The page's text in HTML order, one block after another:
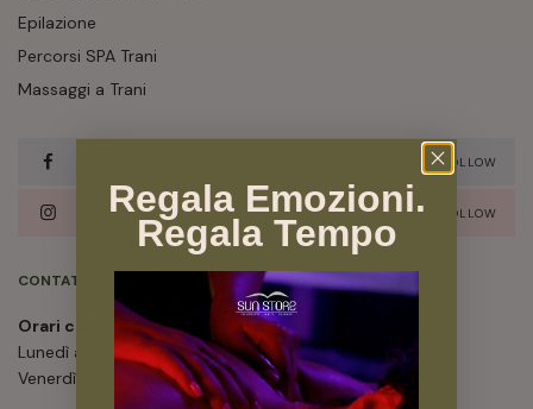
Epilazione
Percorsi SPA Trani
Massaggi a Trani
FOLLOW
INSTAGRAM FOLLOW
CONTATTACI
Orari centro estetico
Lunedì a giovedì 08:30 – 13:00; 15.30 – 20:30
Venerdì e sabato 08:30 – 20:30 (orario continuato)
Regala Emozioni.
Regala Tempo